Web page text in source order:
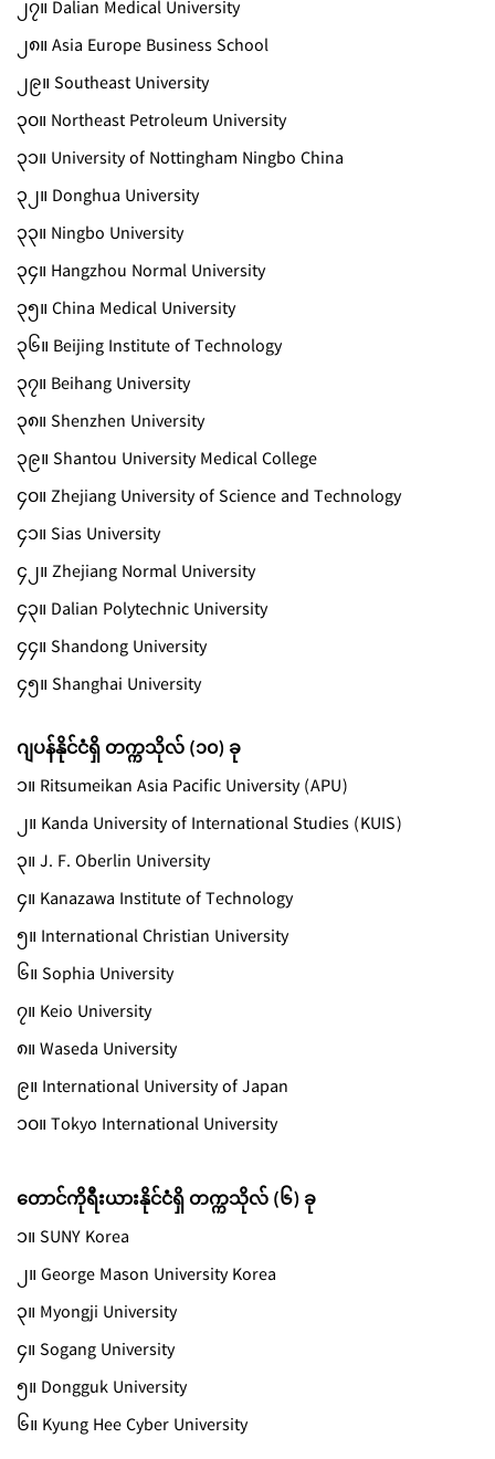
၂၇။ Dalian Medical University
၂၈။ Asia Europe Business School
၂၉။ Southeast University
၃၀။ Northeast Petroleum University
၃၁။ University of Nottingham Ningbo China
၃၂။ Donghua University
၃၃။ Ningbo University
၃၄။ Hangzhou Normal University
၃၅။ China Medical University
၃၆။ Beijing Institute of Technology
၃၇။ Beihang University
၃၈။ Shenzhen University
၃၉။ Shantou University Medical College
၄၀။ Zhejiang University of Science and Technology
၄၁။ Sias University
၄၂။ Zhejiang Normal University
၄၃။ Dalian Polytechnic University
၄၄။ Shandong University
၄၅။ Shanghai University
ဂျပန်နိုင်ငံရှိ တက္ကသိုလ် (၁၀) ခု
၁။ Ritsumeikan Asia Pacific University (APU)
၂။ Kanda University of International Studies (KUIS)
၃။ J. F. Oberlin University
၄။ Kanazawa Institute of Technology
၅။ International Christian University
၆။ Sophia University
၇။ Keio University
၈။ Waseda University
၉။ International University of Japan
၁၀။ Tokyo International University
တောင်ကိုရီးယားနိုင်ငံရှိ တက္ကသိုလ် (၆) ခု
၁။ SUNY Korea
၂။ George Mason University Korea
၃။ Myongji University
၄။ Sogang University
၅။ Dongguk University
၆။ Kyung Hee Cyber University